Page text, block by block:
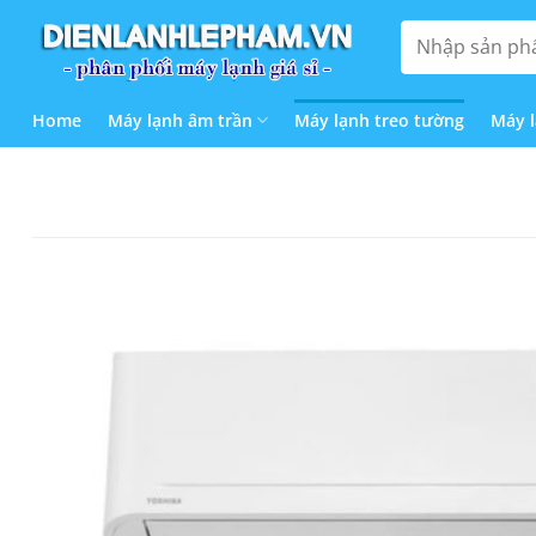
kiếm:
Home Máy lạnh âm trần Máy lạnh treo tường Máy